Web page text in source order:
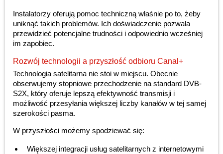
Instalatorzy oferują pomoc techniczną właśnie po to, żeby
uniknąć takich problemów. Ich doświadczenie pozwala
przewidzieć potencjalne trudności i odpowiednio wcześniej
im zapobiec.
Rozwój technologii a przyszłość odbioru Canal+
Technologia satelitarna nie stoi w miejscu. Obecnie
obserwujemy stopniowe przechodzenie na standard DVB-
S2X, który oferuje lepszą efektywność transmisji i
możliwość przesyłania większej liczby kanałów w tej samej
szerokości pasma.
W przyszłości możemy spodziewać się:
Większej integracji usług satelitarnych z internetowymi